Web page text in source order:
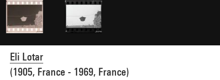
Eli Lotar
(1905, France - 1969, France)
Réf. image : 4G28046
Diffusion image :
GrandPalaisRmnPhoto